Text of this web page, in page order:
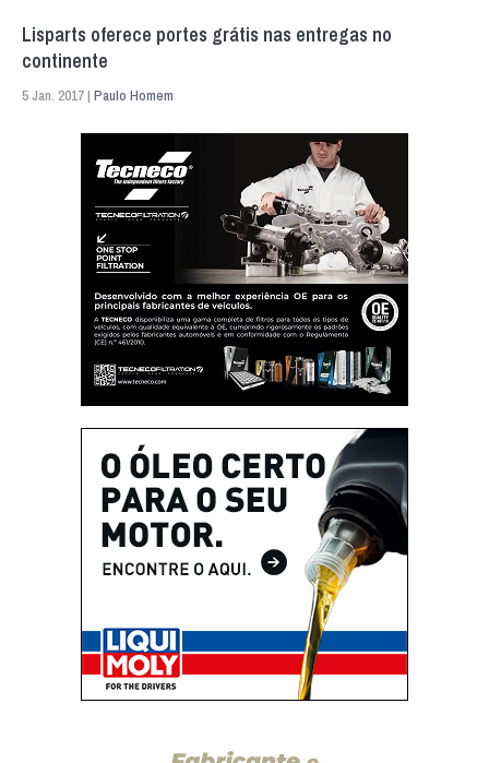
Lisparts oferece portes grátis nas entregas no
continente
5 Jan. 2017 | Paulo Homem